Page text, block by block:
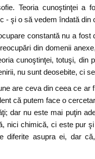
Teoria cunoştinţei a
- şi o să vedem îndată din
constantă nu a
din domenii
cunoştinţei, totuşi, din
nu sunt deosebite, ci
are ceva din ceea ce ar
că putem face o
dar nu este mai puţin
nici chimică, ci este pur
diferite asupra ei, dar